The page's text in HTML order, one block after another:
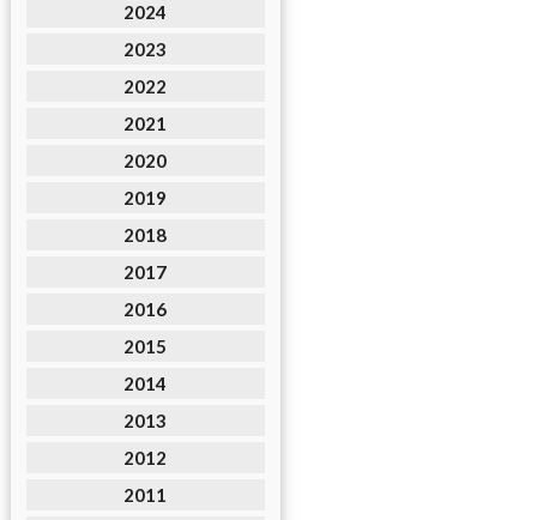
2024
2023
2022
2021
2020
2019
2018
2017
2016
2015
2014
2013
2012
2011